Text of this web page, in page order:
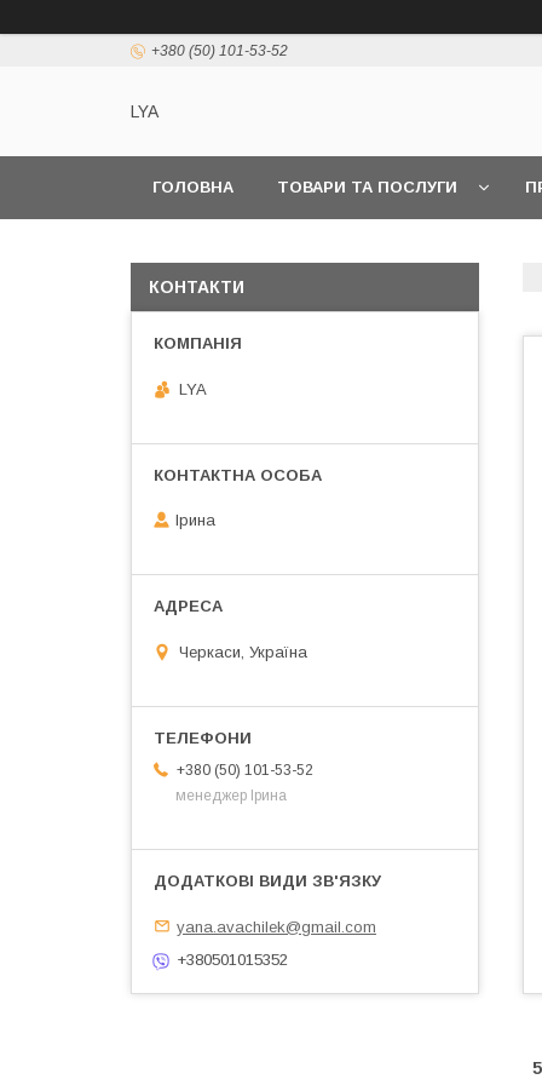
+380 (50) 101-53-52
LYA
ГОЛОВНА ТОВАРИ ТА ПОСЛУГИ
КОНТАКТИ
LYA
Ірина
Черкаси, Україна
+380 (50) 101-53-52
менеджер Ірина
yana.avachilek@gmail.com
+380501015352